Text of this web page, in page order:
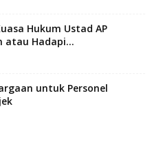
Hukum Ustad AP
atau Hadapi...
untuk Personel